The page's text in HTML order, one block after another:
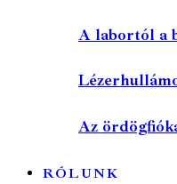
A labortól a
Az
RÓLUNK